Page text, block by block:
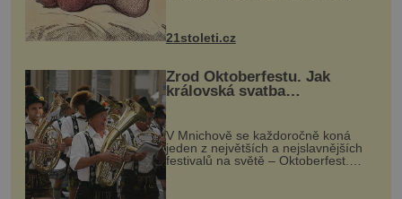
nohou, a způsobuje bole...
21stoleti.cz
Zrod Oktoberfestu. Jak
královská svatba
odstartovala největší pivní
festival světa
V Mnichově se každoročně koná
jeden z největších a nejslavnějších
festivalů na světě – Oktoberfest.
návštěvníků, kteří si vychutnávají